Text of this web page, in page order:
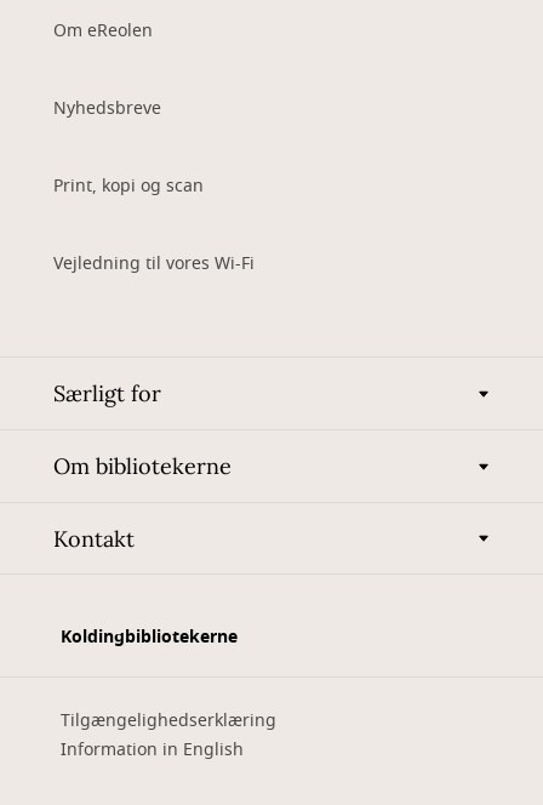
Om eReolen
Nyhedsbreve
Print, kopi og scan
Vejledning til vores Wi-Fi
Særligt for
Om bibliotekerne
Kontakt
Koldingbibliotekerne
Tilgængelighedserklæring
Information in English